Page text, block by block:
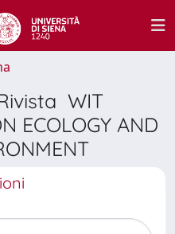
WIT
ECOLOGY AND